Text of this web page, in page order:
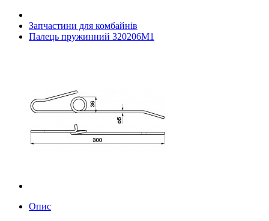
Запчастини для комбайнів
Палець пружинний 320206M1
Опис